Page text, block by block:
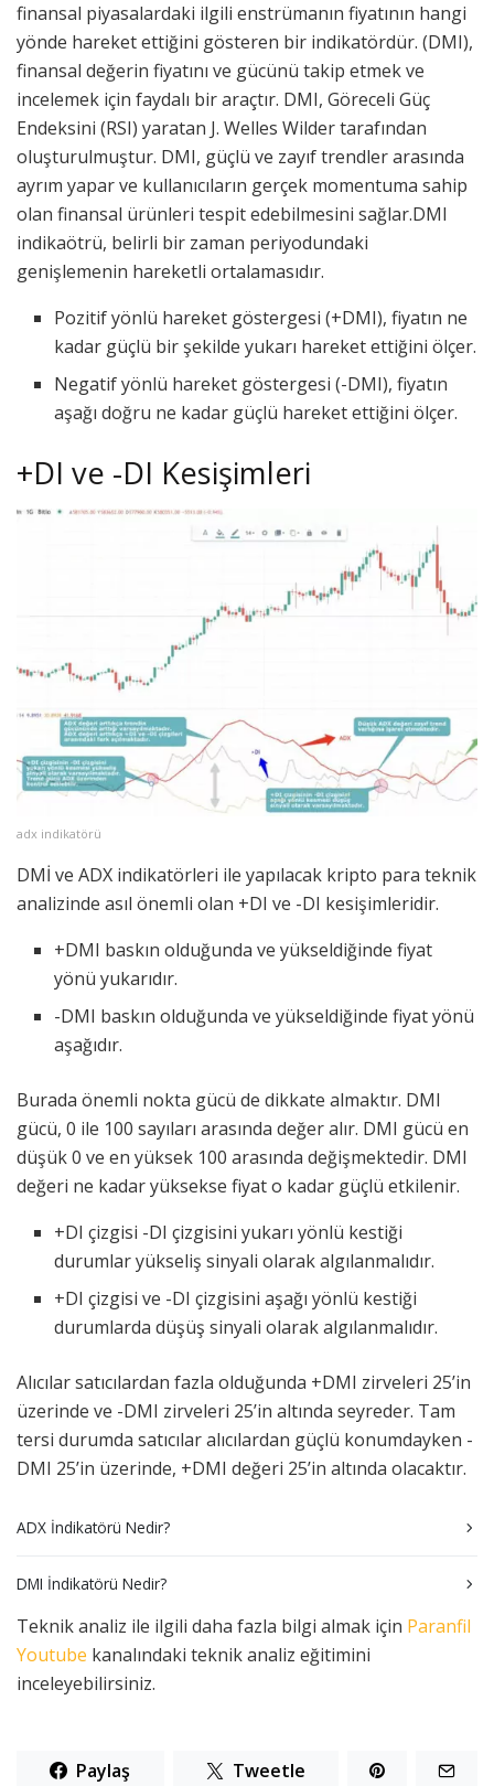
finansal piyasalardaki ilgili enstrümanın fiyatının hangi
yönde hareket ettiğini gösteren bir indikatördür. (DMI),
finansal değerin fiyatını ve gücünü takip etmek ve
incelemek için faydalı bir araçtır. DMI, Göreceli Güç
Endeksini (RSI) yaratan J. Welles Wilder tarafından
oluşturulmuştur. DMI, güçlü ve zayıf trendler arasında
ayrım yapar ve kullanıcıların gerçek momentuma sahip
olan finansal ürünleri tespit edebilmesini sağlar.DMI
indikaötrü, belirli bir zaman periyodundaki
genişlemenin hareketli ortalamasıdır.
Pozitif yönlü hareket göstergesi (+DMI), fiyatın ne
kadar güçlü bir şekilde yukarı hareket ettiğini ölçer.
Negatif yönlü hareket göstergesi (-DMI), fiyatın
aşağı doğru ne kadar güçlü hareket ettiğini ölçer.
+DI ve -DI Kesişimleri
adx indikatörü
DMİ ve ADX indikatörleri ile yapılacak kripto para teknik
analizinde asıl önemli olan +DI ve -DI kesişimleridir.
+DMI baskın olduğunda ve yükseldiğinde fiyat
yönü yukarıdır.
-DMI baskın olduğunda ve yükseldiğinde fiyat yönü
aşağıdır.
Burada önemli nokta gücü de dikkate almaktır. DMI
gücü, 0 ile 100 sayıları arasında değer alır. DMI gücü en
düşük 0 ve en yüksek 100 arasında değişmektedir. DMI
değeri ne kadar yüksekse fiyat o kadar güçlü etkilenir.
+DI çizgisi -DI çizgisini yukarı yönlü kestiği
durumlar yükseliş sinyali olarak algılanmalıdır.
+DI çizgisi ve -DI çizgisini aşağı yönlü kestiği
durumlarda düşüş sinyali olarak algılanmalıdır.
Alıcılar satıcılardan fazla olduğunda +DMI zirveleri 25’in
üzerinde ve -DMI zirveleri 25’in altında seyreder. Tam
tersi durumda satıcılar alıcılardan güçlü konumdayken -
DMI 25’in üzerinde, +DMI değeri 25’in altında olacaktır.
ADX İndikatörü Nedir?
DMI İndikatörü Nedir?
Teknik analiz ile ilgili daha fazla bilgi almak için Paranfil
Youtube kanalındaki teknik analiz eğitimini
inceleyebilirsiniz.
Paylaş Tweetle